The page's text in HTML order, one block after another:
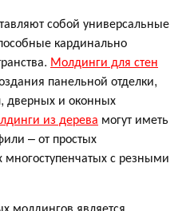
собой универсальные
кардинально
Молдинги для стен
панельной отделки,
дверных и оконных
из дерева могут иметь
– от простых
с резными